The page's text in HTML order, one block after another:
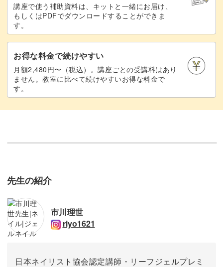
講座で使う補助資料は、キットと一緒にお届け、
もしくはPDFでダウンロードすることができま
す。
お得な料金で続けやすい
月額2,480円〜（税込）。講座ごとの受講料はあり
ません。教室に比べて続けやすいお得な料金で
す。
先生の紹介
市川理世
riyo1621
日本ネイリスト協会認定講師・リーフジェルプレミ